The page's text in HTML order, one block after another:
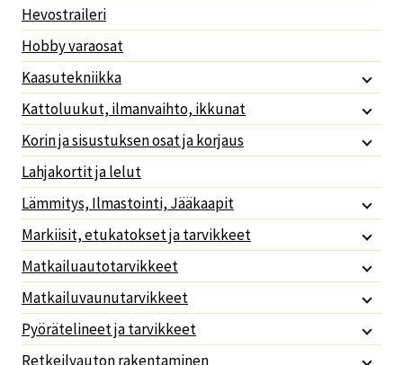
Hevostraileri
Hobby varaosat
Kaasutekniikka
Kattoluukut, ilmanvaihto, ikkunat
Korin ja sisustuksen osat ja korjaus
Lahjakortit ja lelut
Lämmitys, Ilmastointi, Jääkaapit
Markiisit, etukatokset ja tarvikkeet
Matkailuautotarvikkeet
Matkailuvaunutarvikkeet
Pyörätelineet ja tarvikkeet
Retkeilyauton rakentaminen